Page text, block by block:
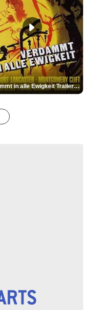
Verdammt in alle Ewigkeit Trailer OV